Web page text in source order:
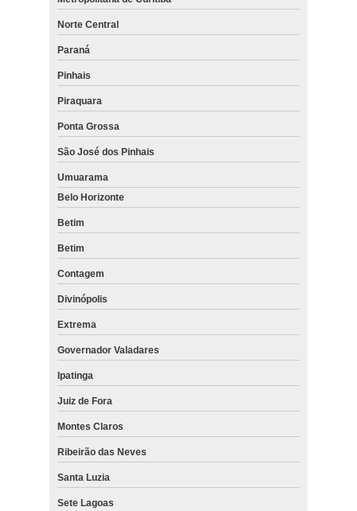
quanto custa cimento refratário de forno de industrial Juiz de Fora
empresa de aplicação de cimento refratário Ferraz de Vasconcelos
Norte Central
Paraná
Pinhais
Piraquara
Ponta Grossa
São José dos Pinhais
Umuarama
Belo Horizonte
Betim
Betim
Contagem
Divinópolis
Extrema
Governador Valadares
Ipatinga
Juiz de Fora
Montes Claros
Ribeirão das Neves
Santa Luzia
Sete Lagoas